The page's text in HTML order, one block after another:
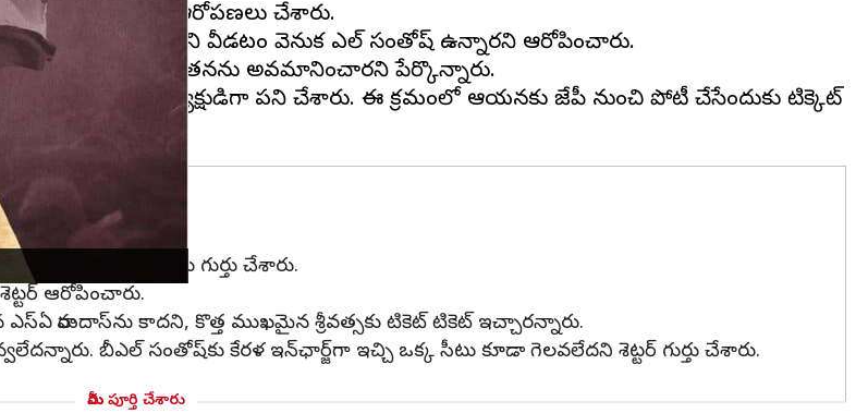
షెట్టర్ తీవ్రమైన ఆరోపణలు చేశారు.
ముందు ఆయన బీజేపీని వీడటం వెనుక బీఎల్ సంతోష్ ఉన్నారని ఆరోపించారు.
నిరాకరించడం ద్వారా తనను అవమానించారని పేర్కొన్నారు.
స్పీకర్‌గా, పార్టీ అధ్యక్షుడిగా పని చేశారు. ఈ క్రమంలో ఆయనకు బీజేపీ నుంచి పోటీ చేసేందుకు టిక్కెట్
పని చేసినట్లు గుర్తు చేశారు.
ఆరోపించారు.
ఎస్‌ఏ రామదాస్‌ను కాదని, కొత్త ముఖమైన శ్రీవత్సకు టికెట్ టికెట్ ఇచ్చారన్నారు.
బీఎల్ సంతోష్‌కు కేరళ ఇన్‌ఛార్జ్‌గా ఇచ్చి ఒక్క సీటు కూడా గెలవలేదని శెట్టర్ గుర్తు చేశారు.
మీరు పూర్తి చేశారు